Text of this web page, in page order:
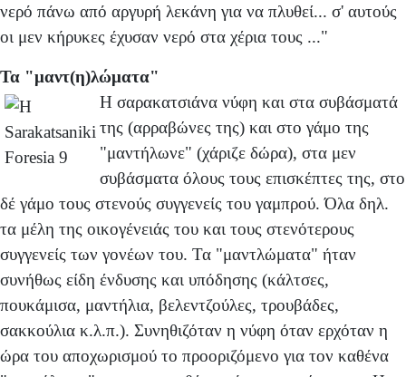
νερό πάνω από αργυρή λεκάνη για να πλυθεί... σ' αυτούς
οι μεν κήρυκες έχυσαν νερό στα χέρια τους ..."
Τα "μαντ(η)λώματα"
Η σαρακατσιάνα νύφη και στα συβάσματά
της (αρραβώνες της) και στο γάμο της
"μαντήλωνε" (χάριζε δώρα), στα μεν
συβάσματα όλους τους επισκέπτες της, στο
δέ γάμο τους στενούς συγγενείς του γαμπρού. Όλα δηλ.
τα μέλη της οικογένειάς του και τους στενότερους
συγγενείς των γονέων του. Τα "μαντλώματα" ήταν
συνήθως είδη ένδυσης και υπόδησης (κάλτσες,
πουκάμισα, μαντήλια, βελεντζούλες, τρουβάδες,
σακκούλια κ.λ.π.). Συνηθιζόταν η νύφη όταν ερχόταν η
ώρα του αποχωρισμού το προοριζόμενο για τον καθένα